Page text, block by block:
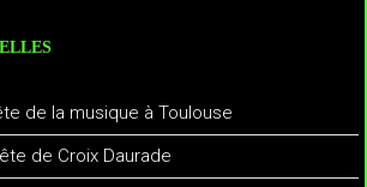
de la musique à Toulouse
de Croix Daurade